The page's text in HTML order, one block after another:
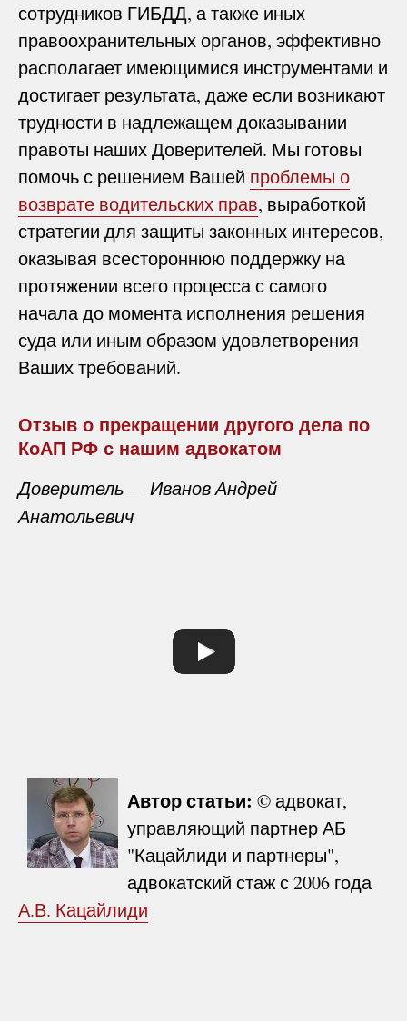
сотрудников ГИБДД, а также иных
правоохранительных органов, эффективно
располагает имеющимися инструментами и
достигает результата, даже если возникают
трудности в надлежащем доказывании
правоты наших Доверителей. Мы готовы
помочь с решением Вашей проблемы о
возврате водительских прав, выработкой
стратегии для защиты законных интересов,
оказывая всестороннюю поддержку на
протяжении всего процесса с самого
начала до момента исполнения решения
суда или иным образом удовлетворения
Ваших требований.
Отзыв о прекращении другого дела по
КоАП РФ с нашим адвокатом
Доверитель — Иванов Андрей
Анатольевич
Автор статьи: © адвокат,
управляющий партнер АБ
"Кацайлиди и партнеры",
адвокатский стаж с 2006 года
А.В. Кацайлиди